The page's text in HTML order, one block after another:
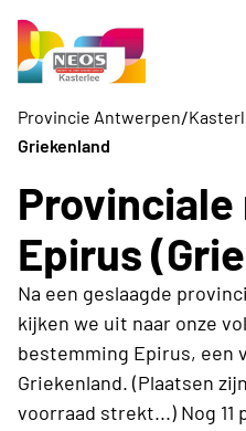
Provincie Antwerpen/
Griekenland
Provinciale
Epirus
Na een geslaagde
kijken we uit naar onze
bestemming Epirus, een
Griekenland. (Plaatsen
voorraad strekt...) Nog 11